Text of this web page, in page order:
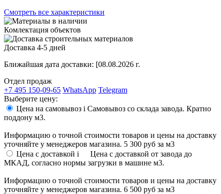
Смотреть все характеристики
Комлектация объектов
Доставка 4-5 дней
Ближайшая дата доставки: [08.08.2026 г.
Отдел продаж
+7 495 150-09-65 WhatsApp Telegram
Выберите цену:
Цена на самовывоз i Самовывоз со склада завода. Кратно
поддону м3.
Информацию о точной стоимости товаров и цены на доставку
уточняйте у менеджеров магазина. 5 300 руб за м3
Цена с доставкой i
Цена с доставкой от завода до
МКАД, согласно нормы загрузки в машине м3.
Информацию о точной стоимости товаров и цены на доставку
уточняйте у менеджеров магазина. 6 500 руб за м3